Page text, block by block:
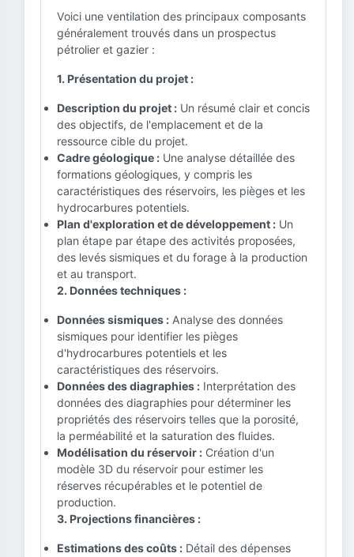
Voici une ventilation des principaux composants
généralement trouvés dans un prospectus
pétrolier et gazier :
1. Présentation du projet :
Description du projet : Un résumé clair et concis
des objectifs, de l'emplacement et de la
ressource cible du projet.
Cadre géologique : Une analyse détaillée des
formations géologiques, y compris les
caractéristiques des réservoirs, les pièges et les
hydrocarbures potentiels.
Plan d'exploration et de développement : Un
plan étape par étape des activités proposées,
des levés sismiques et du forage à la production
et au transport.
2. Données techniques :
Données sismiques : Analyse des données
sismiques pour identifier les pièges
d'hydrocarbures potentiels et les
caractéristiques des réservoirs.
Données des diagraphies : Interprétation des
données des diagraphies pour déterminer les
propriétés des réservoirs telles que la porosité,
la perméabilité et la saturation des fluides.
Modélisation du réservoir : Création d'un
modèle 3D du réservoir pour estimer les
réserves récupérables et le potentiel de
production.
3. Projections financières :
Estimations des coûts : Détail des dépenses